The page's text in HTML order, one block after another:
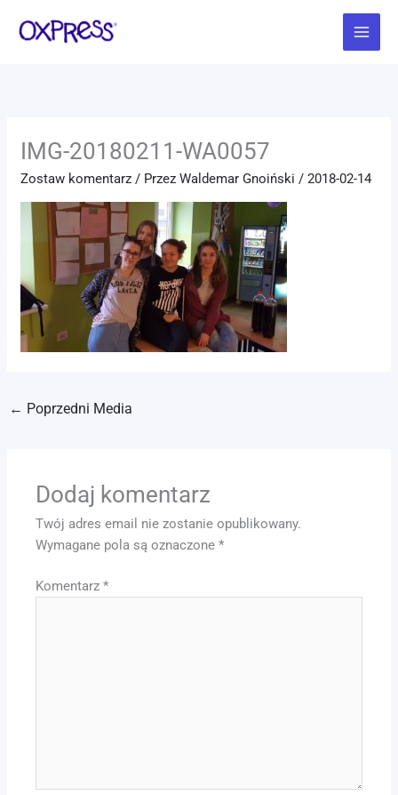
Main
Menu
IMG-20180211-WA0057
Zostaw komentarz / PrzezWaldemar Gnoiński/2018-02-14
← Poprzedni Media
Dodaj komentarz
Twój adres email nie zostanie opublikowany.
Wymagane pola są oznaczone*
Komentarz*